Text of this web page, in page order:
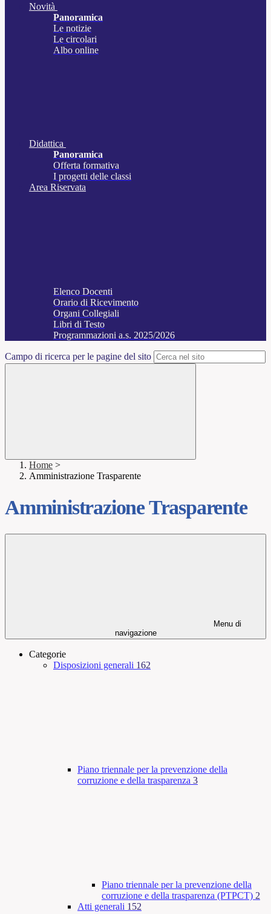
Novità
Panoramica
Le notizie
Le circolari
Albo online
Didattica
Panoramica
Offerta formativa
I progetti delle classi
Area Riservata
Elenco Docenti
Orario di Ricevimento
Organi Collegiali
Libri di Testo
Programmazioni a.s. 2025/2026
Campo di ricerca per le pagine del sito
Home >
Amministrazione Trasparente
Amministrazione Trasparente
Menu di
navigazione
Categorie
Disposizioni generali 162
Piano triennale per la prevenzione della
corruzione e della trasparenza 3
Piano triennale per la prevenzione della
corruzione e della trasparenza (PTPCT) 2
Atti generali 152